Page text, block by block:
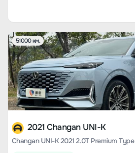
51000 км.
2021 Changan UNI-K
Changan UNI-K 2021 2.0T Premium Type